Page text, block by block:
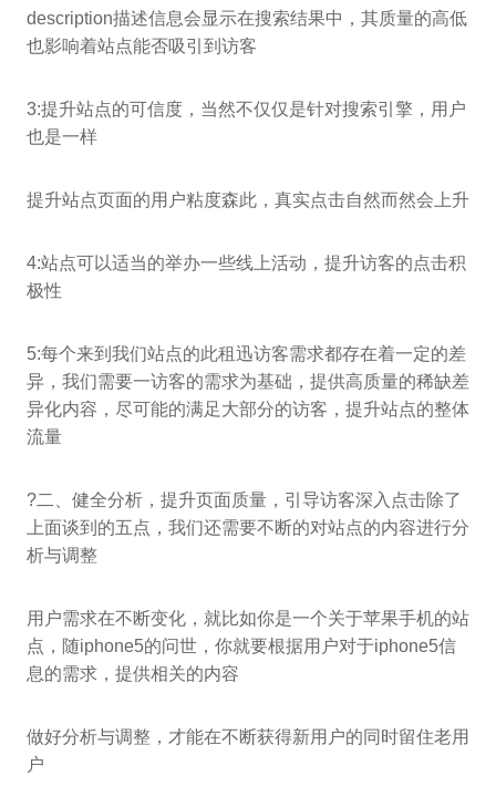
description描述信息会显示在搜索结果中，其质量的高低
也影响着站点能否吸引到访客
3:提升站点的可信度，当然不仅仅是针对搜索引擎，用户
也是一样
提升站点页面的用户粘度森此，真实点击自然而然会上升
4:站点可以适当的举办一些线上活动，提升访客的点击积
极性
5:每个来到我们站点的此租迅访客需求都存在着一定的差
异，我们需要一访客的需求为基础，提供高质量的稀缺差
异化内容，尽可能的满足大部分的访客，提升站点的整体
流量
?二、健全分析，提升页面质量，引导访客深入点击除了
上面谈到的五点，我们还需要不断的对站点的内容进行分
析与调整
用户需求在不断变化，就比如你是一个关于苹果手机的站
点，随iphone5的问世，你就要根据用户对于iphone5信
息的需求，提供相关的内容
做好分析与调整，才能在不断获得新用户的同时留住老用
户